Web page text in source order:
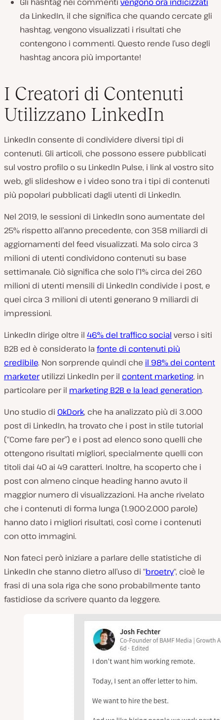
da LinkedIn, il che significa che quando cercate gli
hashtag, vengono visualizzati i risultati che
contengono i commenti. Questo rende l’uso degli
hashtag ancora più importante!
I Creatori di Contenuti
Utilizzano LinkedIn
LinkedIn consente di condividere diversi tipi di
contenuti. Gli articoli, che possono essere pubblicati
sul vostro profilo o su LinkedIn Pulse, i link al vostro sito
web, gli slideshow e i video sono tra i tipi di contenuti
più popolari pubblicati dagli utenti di LinkedIn.
Nel 2019, le sessioni di LinkedIn sono aumentate del
25% rispetto all’anno precedente, con 358 miliardi di
aggiornamenti del feed visualizzati. Ma solo circa 3
milioni di utenti condividono contenuti su base
settimanale. Ciò significa che solo l’1% circa dei 260
milioni di utenti mensili di LinkedIn condivide i post, e
quei circa 3 milioni di utenti generano 9 miliardi di
impressioni.
LinkedIn dirige oltre il 46% del traffico social verso i siti
B2B ed è considerato la fonte di contenuti più
credibile. Non sorprende quindi che il 98% dei content
marketerutilizzi LinkedIn per il content marketing, in
particolare per il marketing B2B e la lead generation.
Uno studio di OkDork, che ha analizzato più di 3.000
post di LinkedIn, ha trovato che i post in stile tutorial
(“Come fare per”) e i post ad elenco sono quelli che
ottengono risultati migliori, specialmente quelli con
titoli dai 40 ai 49 caratteri. Inoltre, ha scoperto che i
post con almeno cinque heading hanno avuto il
maggior numero di visualizzazioni. Ha anche rivelato
che i contenuti di forma lunga (1.900-2.000 parole)
hanno dato i migliori risultati, così come i contenuti
con otto immagini.
Non fateci però iniziare a parlare delle statistiche di
LinkedIn che stanno dietro all’uso di “broetry“, cioè le
frasi di una sola riga che sono probabilmente tanto
fastidiose da scrivere quanto da leggere.